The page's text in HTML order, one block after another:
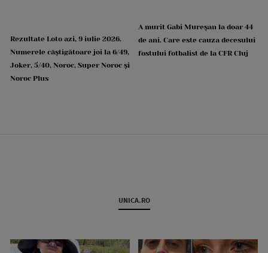
Rezultate Loto azi, 9 iulie 2026.
Numerele câștigătoare joi la 6/49,
Joker, 5/40, Noroc, Super Noroc și
Noroc Plus
A murit Gabi Mureșan la doar 44
de ani. Care este cauza decesului
fostului fotbalist de la CFR Cluj
UNICA.RO